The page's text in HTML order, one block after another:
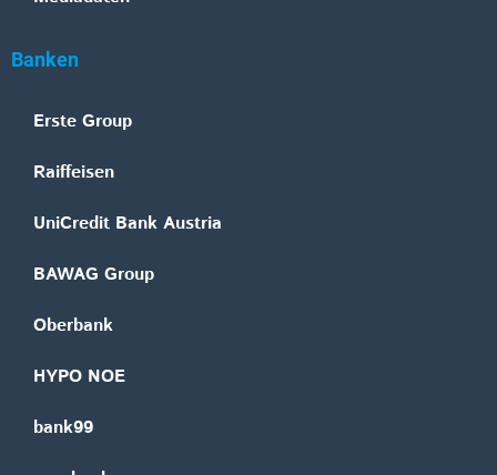
Banken
Erste Group
Raiffeisen
UniCredit Bank Austria
BAWAG Group
Oberbank
HYPO NOE
bank99